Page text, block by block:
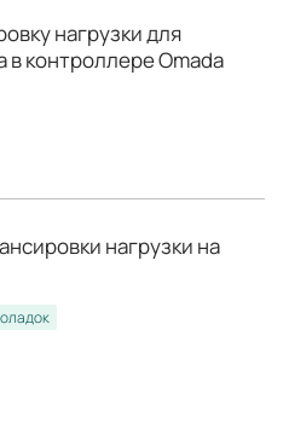
нагрузки для
контроллере Omada
нагрузки на